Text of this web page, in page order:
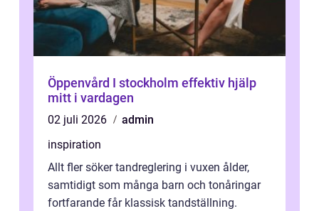
Öppenvård I stockholm effektiv hjälp
mitt i vardagen
02 juli 2026
admin
inspiration
Allt fler söker tandreglering i vuxen ålder,
samtidigt som många barn och tonåringar
fortfarande får klassisk tandställning.